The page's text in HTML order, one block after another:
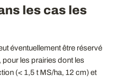
les cas les
éventuellement être réservé
les prairies dont les
(< 1,5 t MS/ha, 12 cm) et